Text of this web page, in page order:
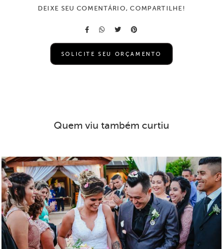
DEIXE SEU COMENTÁRIO, COMPARTILHE!
SOLICITE SEU ORÇAMENTO
Quem viu também curtiu